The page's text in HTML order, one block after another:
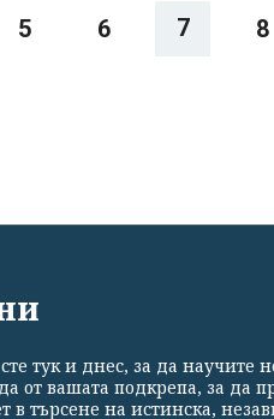
5 6 7 8
Реклама
тук и днес, за да научите
от вашата подкрепа, за да
в търсене на истинска,